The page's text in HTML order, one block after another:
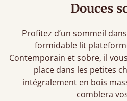
Douces
Profitez d’un sommeil
formidable lit
Contemporain et sobre, il
place dans les petites
intégralement en bois
comblera